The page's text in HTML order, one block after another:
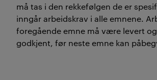
må tas i den rekkefølgen de er
inngår arbeidskrav i alle emnene.
foregående emne må være levert
godkjent, før neste emne kan